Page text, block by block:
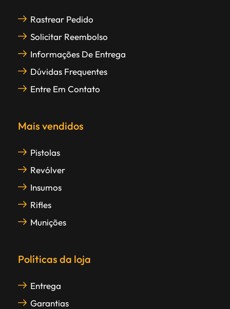
Rastrear Pedido
Solicitar Reembolso
Informações De Entrega
Dúvidas Frequentes
Entre Em Contato
Mais vendidos
Pistolas
Revólver
Insumos
Rifles
Munições
Políticas da loja
Entrega
Garantias